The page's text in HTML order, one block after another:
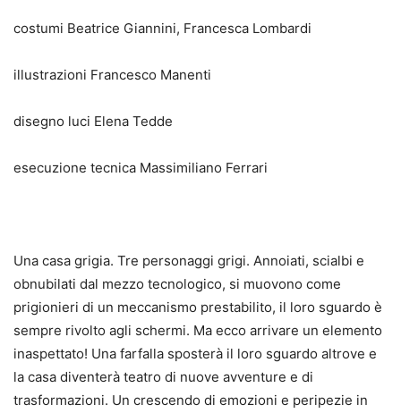
costumi Beatrice Giannini, Francesca Lombardi
illustrazioni Francesco Manenti
disegno luci Elena Tedde
esecuzione tecnica Massimiliano Ferrari
Una casa grigia. Tre personaggi grigi. Annoiati, scialbi e
obnubilati dal mezzo tecnologico, si muovono come
prigionieri di un meccanismo prestabilito, il loro sguardo è
sempre rivolto agli schermi. Ma ecco arrivare un elemento
inaspettato! Una farfalla sposterà il loro sguardo altrove e
la casa diventerà teatro di nuove avventure e di
trasformazioni. Un crescendo di emozioni e peripezie in